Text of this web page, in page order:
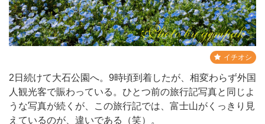
イチオシ
2日続けて大石公園へ。9時頃到着したが、相変わらず外国
人観光客で賑わっている。ひとつ前の旅行記写真と同じよ
うな写真が続くが、この旅行記では、富士山がくっきり見
えているのが、違いである（笑）。